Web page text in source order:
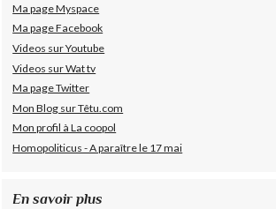
Ma page Myspace
Ma page Facebook
Videos sur Youtube
Videos sur Wat tv
Ma page Twitter
Mon Blog sur Têtu.com
Mon profil à La coopol
Homopoliticus - A paraître le 17 mai
En savoir plus